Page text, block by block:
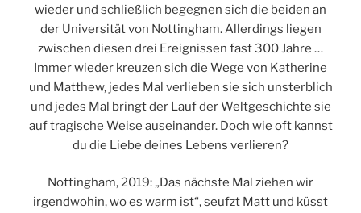
wieder und schließlich begegnen sich die beiden an
der Universität von Nottingham. Allerdings liegen
zwischen diesen drei Ereignissen fast 300 Jahre …
Immer wieder kreuzen sich die Wege von Katherine
und Matthew, jedes Mal verlieben sie sich unsterblich
und jedes Mal bringt der Lauf der Weltgeschichte sie
auf tragische Weise auseinander. Doch wie oft kannst
du die Liebe deines Lebens verlieren?
Nottingham, 2019: „Das nächste Mal ziehen wir
irgendwohin, wo es warm ist“, seufzt Matt und küsst